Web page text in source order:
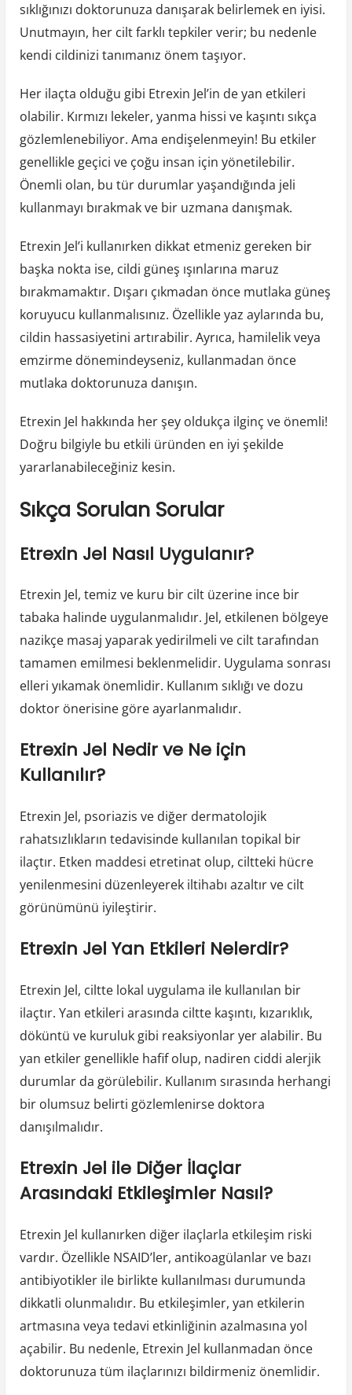
sıklığınızı doktorunuza danışarak belirlemek en iyisi.
Unutmayın, her cilt farklı tepkiler verir; bu nedenle
kendi cildinizi tanımanız önem taşıyor.
Her ilaçta olduğu gibi Etrexin Jel’in de yan etkileri
olabilir. Kırmızı lekeler, yanma hissi ve kaşıntı sıkça
gözlemlenebiliyor. Ama endişelenmeyin! Bu etkiler
genellikle geçici ve çoğu insan için yönetilebilir.
Önemli olan, bu tür durumlar yaşandığında jeli
kullanmayı bırakmak ve bir uzmana danışmak.
Etrexin Jel’i kullanırken dikkat etmeniz gereken bir
başka nokta ise, cildi güneş ışınlarına maruz
bırakmamaktır. Dışarı çıkmadan önce mutlaka güneş
koruyucu kullanmalısınız. Özellikle yaz aylarında bu,
cildin hassasiyetini artırabilir. Ayrıca, hamilelik veya
emzirme dönemindeyseniz, kullanmadan önce
mutlaka doktorunuza danışın.
Etrexin Jel hakkında her şey oldukça ilginç ve önemli!
Doğru bilgiyle bu etkili üründen en iyi şekilde
yararlanabileceğiniz kesin.
Sıkça Sorulan Sorular
Etrexin Jel Nasıl Uygulanır?
Etrexin Jel, temiz ve kuru bir cilt üzerine ince bir
tabaka halinde uygulanmalıdır. Jel, etkilenen bölgeye
nazikçe masaj yaparak yedirilmeli ve cilt tarafından
tamamen emilmesi beklenmelidir. Uygulama sonrası
elleri yıkamak önemlidir. Kullanım sıklığı ve dozu
doktor önerisine göre ayarlanmalıdır.
Etrexin Jel Nedir ve Ne için
Kullanılır?
Etrexin Jel, psoriazis ve diğer dermatolojik
rahatsızlıkların tedavisinde kullanılan topikal bir
ilaçtır. Etken maddesi etretinat olup, ciltteki hücre
yenilenmesini düzenleyerek iltihabı azaltır ve cilt
görünümünü iyileştirir.
Etrexin Jel Yan Etkileri Nelerdir?
Etrexin Jel, ciltte lokal uygulama ile kullanılan bir
ilaçtır. Yan etkileri arasında ciltte kaşıntı, kızarıklık,
döküntü ve kuruluk gibi reaksiyonlar yer alabilir. Bu
yan etkiler genellikle hafif olup, nadiren ciddi alerjik
durumlar da görülebilir. Kullanım sırasında herhangi
bir olumsuz belirti gözlemlenirse doktora
danışılmalıdır.
Etrexin Jel ile Diğer İlaçlar
Arasındaki Etkileşimler Nasıl?
Etrexin Jel kullanırken diğer ilaçlarla etkileşim riski
vardır. Özellikle NSAID’ler, antikoagülanlar ve bazı
antibiyotikler ile birlikte kullanılması durumunda
dikkatli olunmalıdır. Bu etkileşimler, yan etkilerin
artmasına veya tedavi etkinliğinin azalmasına yol
açabilir. Bu nedenle, Etrexin Jel kullanmadan önce
doktorunuza tüm ilaçlarınızı bildirmeniz önemlidir.